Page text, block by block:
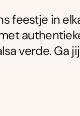
feestje in
verde. Ga